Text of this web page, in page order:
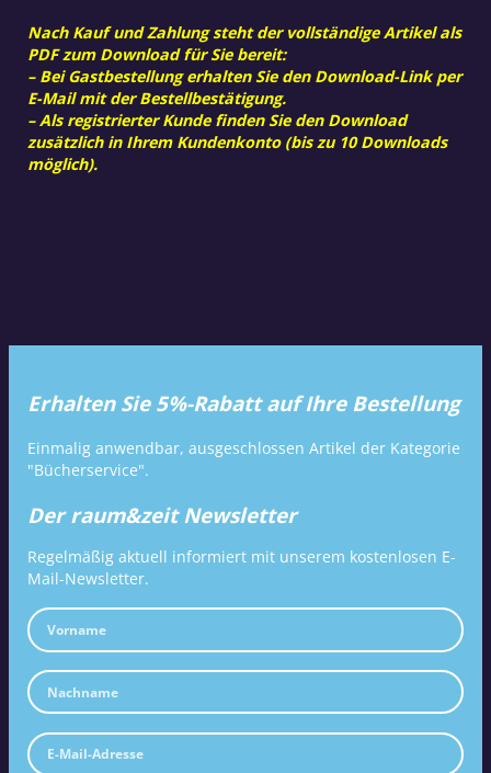
Nach Kauf und Zahlung steht der vollständige Artikel als
PDF zum Download für Sie bereit:
– Bei Gastbestellung erhalten Sie den Download-Link per
E-Mail mit der Bestellbestätigung.
– Als registrierter Kunde finden Sie den Download
zusätzlich in Ihrem Kundenkonto (bis zu 10 Downloads
möglich).
Erhalten Sie 5%-Rabatt auf Ihre Bestellung
Einmalig anwendbar, ausgeschlossen Artikel der Kategorie
"Bücherservice".
Der raum&zeit Newsletter
Regelmäßig aktuell informiert mit unserem kostenlosen E-
Mail-Newsletter.